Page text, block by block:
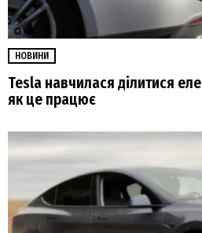
НОВИНИ
Tesla навчилася ділитися
як це працює